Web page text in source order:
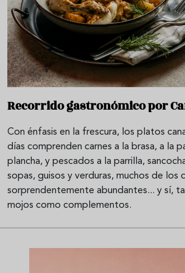
Recorrido gastronómico por
Con énfasis en la frescura, los platos
días comprenden carnes a la brasa, a la
plancha, y pescados a la parrilla,
sopas, guisos y verduras, muchos de los
sorprendentemente abundantes... y sí,
mojos como complementos.